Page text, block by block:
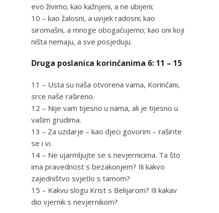
evo živimo; kao kažnjeni, a ne ubijeni;
10 – kao žalosni, a uvijek radosni; kao
siromašni, a mnoge obogaćujemo; kao oni koji
ništa nemaju, a sve posjeduju.
Druga poslanica korinćanima 6: 11 – 15
11 – Usta su naša otvorena vama, Korinćani,
srce naše rašireno.
12 – Nije vam tijesno u nama, ali je tijesno u
vašim grudima.
13 – Za uzdarje – kao djeci govorim – raširite
se i vi.
14 – Ne ujarmljujte se s nevjernicima. Ta što
ima pravednost s bezakonjem? Ili kakvo
zajedništvo svjetlo s tamom?
15 – Kakvu slogu Krist s Belijarom? Ili kakav
dio vjernik s nevjernikom?